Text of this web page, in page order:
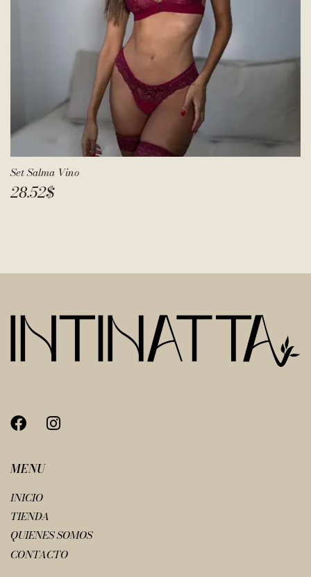
Set Salma Vino
28.52$
MENU
INICIO
TIENDA
QUIENES SOMOS
CONTACTO